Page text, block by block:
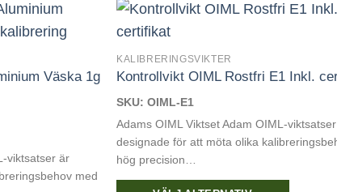
Väska 1g
viktsatser är
med
KALIBRERINGSVIKTER
Kontrollvikt OIML Rostfri E1 Inkl.
SKU: OIML-E1
Adams OIML Viktset Adam OIML-
designade för att möta olika
hög precision…